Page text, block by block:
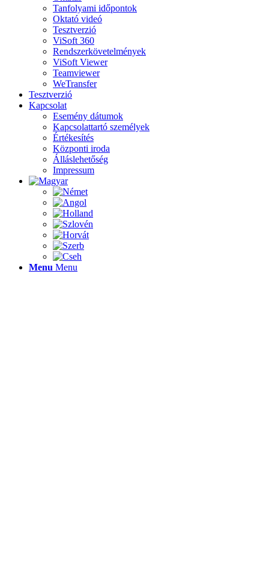
Tanfolyami időpontok
Oktató videó
Tesztverzió
ViSoft 360
Rendszerkövetelmények
ViSoft Viewer
Teamviewer
WeTransfer
Tesztverzió
Kapcsolat
Esemény dátumok
Kapcsolattartó személyek
Értékesítés
Központi iroda
Álláslehetőség
Impressum
Menu Menu